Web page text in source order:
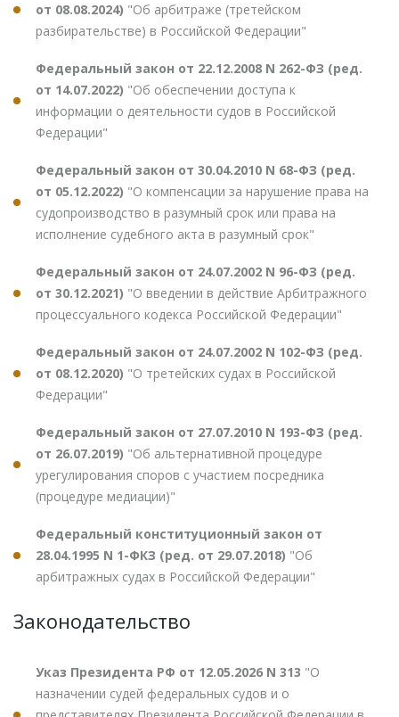
от 08.08.2024) "Об арбитраже (третейском
разбирательстве) в Российской Федерации"
Федеральный закон от 22.12.2008 N 262-ФЗ (ред.
от 14.07.2022) "Об обеспечении доступа к
информации о деятельности судов в Российской
Федерации"
Федеральный закон от 30.04.2010 N 68-ФЗ (ред.
от 05.12.2022) "О компенсации за нарушение права на
судопроизводство в разумный срок или права на
исполнение судебного акта в разумный срок"
Федеральный закон от 24.07.2002 N 96-ФЗ (ред.
от 30.12.2021) "О введении в действие Арбитражного
процессуального кодекса Российской Федерации"
Федеральный закон от 24.07.2002 N 102-ФЗ (ред.
от 08.12.2020) "О третейских судах в Российской
Федерации"
Федеральный закон от 27.07.2010 N 193-ФЗ (ред.
от 26.07.2019) "Об альтернативной процедуре
урегулирования споров с участием посредника
(процедуре медиации)"
Федеральный конституционный закон от
28.04.1995 N 1-ФКЗ (ред. от 29.07.2018) "Об
арбитражных судах в Российской Федерации"
Законодательство
Указ Президента РФ от 12.05.2026 N 313 "О
назначении судей федеральных судов и о